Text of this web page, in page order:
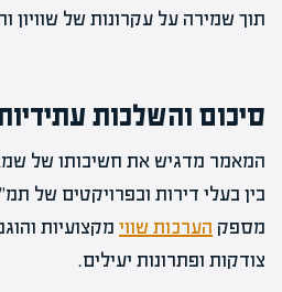
תוך שמירה על עקרונות של שוויון
סיכום והשלכות
המאמר מדגיש את חשיבותו של
מספק הערכות שווי מקצועיות
צודקות ופתרונות יעילים.